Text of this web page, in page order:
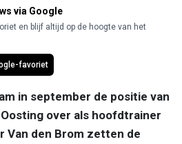
via Google
en blijf altijd op de hoogte van het
favoriet
in september de positie van
over als hoofdtrainer
Van den Brom zetten de